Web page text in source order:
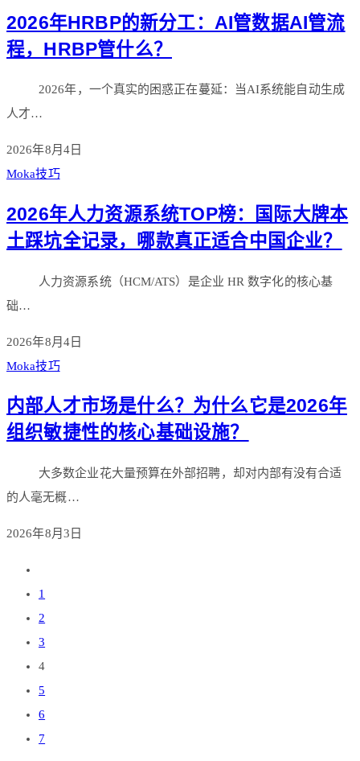
2026年HRBP的新分工：AI管数据AI管流
程，HRBP管什么？
2026年，一个真实的困惑正在蔓延：当AI系统能自动生成
人才…
2026年8月4日
Moka技巧
2026年人力资源系统TOP榜：国际大牌本
土踩坑全记录，哪款真正适合中国企业？
人力资源系统（HCM/ATS）是企业 HR 数字化的核心基
础…
2026年8月4日
Moka技巧
内部人才市场是什么？为什么它是2026年
组织敏捷性的核心基础设施？
大多数企业花大量预算在外部招聘，却对内部有没有合适
的人毫无概…
2026年8月3日
1
2
3
4
5
6
7